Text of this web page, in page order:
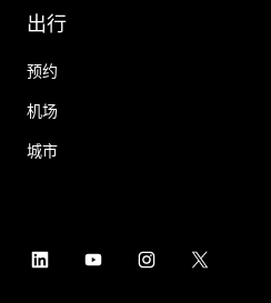
出行
预约
机场
城市